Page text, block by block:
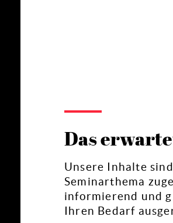
Das
Unsere Inhalte
Seminarthema
informierend und
Ihren Bedarf